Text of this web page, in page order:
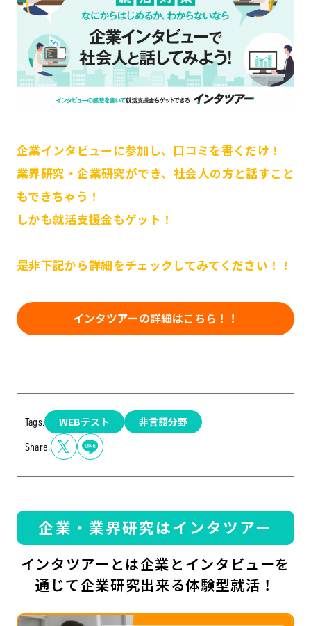
企業インタビューに参加し、口コミを書くだけ！
業界研究・企業研究ができ、社会人の方と話すこと
もできちゃう！
しかも就活支援金もゲット！
是非下記から詳細をチェックしてみてください！！
インタツアーの詳細はこちら！！
Tags. WEBテスト 非言語分野
Share.
企業・業界研究はインタツアー
インタツアーとは企業とインタビューを
通じて企業研究出来る体験型就活！